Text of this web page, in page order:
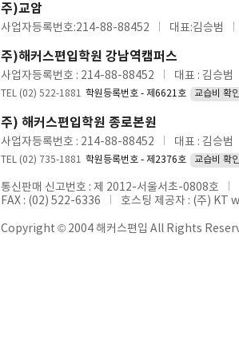
주)교암
사업자등록번호:214-88-88452 대표:김승범
주)해커스편입학원 강남역캠퍼스
사업자등록번호 : 214-88-88452 대표 : 김승범
TEL (02) 522-1881 학원등록번호 - 제6621호 교습비 확
주) 해커스편입학원 종로본원
사업자등록번호 : 214-88-88452 대표 : 김승범
TEL (02) 735-1881 학원등록번호 - 제2376호 교습비 확
통신판매 신고번호 : 제 2012-서울서초-0808호
FAX : (02) 522-6336
호스팅 제공자 : (주)
Copyright © 2004 해커스편입 All Rights